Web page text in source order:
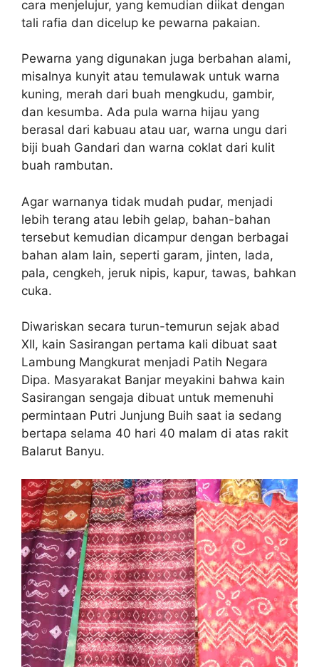
cara menjelujur, yang kemudian diikat dengan
tali rafia dan dicelup ke pewarna pakaian.
Pewarna yang digunakan juga berbahan alami,
misalnya kunyit atau temulawak untuk warna
kuning, merah dari buah mengkudu, gambir,
dan kesumba. Ada pula warna hijau yang
berasal dari kabuau atau uar, warna ungu dari
biji buah Gandari dan warna coklat dari kulit
buah rambutan.
Agar warnanya tidak mudah pudar, menjadi
lebih terang atau lebih gelap, bahan-bahan
tersebut kemudian dicampur dengan berbagai
bahan alam lain, seperti garam, jinten, lada,
pala, cengkeh, jeruk nipis, kapur, tawas, bahkan
cuka.
Diwariskan secara turun-temurun sejak abad
XII, kain Sasirangan pertama kali dibuat saat
Lambung Mangkurat menjadi Patih Negara
Dipa. Masyarakat Banjar meyakini bahwa kain
Sasirangan sengaja dibuat untuk memenuhi
permintaan Putri Junjung Buih saat ia sedang
bertapa selama 40 hari 40 malam di atas rakit
Balarut Banyu.